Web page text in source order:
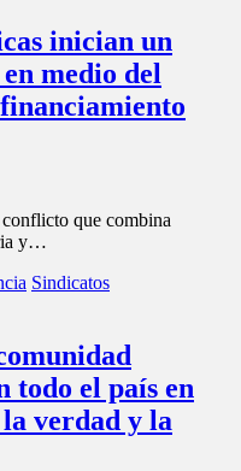
inician un
medio del
que combina
y…
Sindicatos
todo el país en
verdad y la